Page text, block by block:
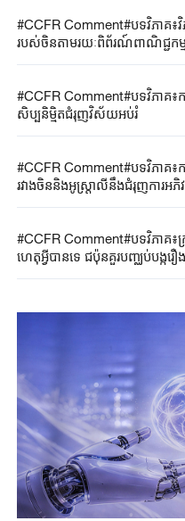
#CCFR​ Comment#​បទវិភាគ​៖​វិ
របស់ចិន​តាមរយៈ​ពិព័រណ៍​ពាណិជ្ជកម្ម​ស
#CCFR​ Comment#​បទវិភាគ​៖​កា
សិប្បនិម្មិត​ជំរុញវិស័យ​អប់រំ​​
#CCFR​ Comment#​បទវិភាគ​៖​ក
រវាងចិននិង​អូស្ត្រាលី​នឹ​ង​ជំរុញ​ការអ
#CCFR​ Comment#​បទវិភាគ៖ក្
ហេតុអ្វីបានទេ ជប៉ុន​គួរ​បញ្ឈប់បង្ករ